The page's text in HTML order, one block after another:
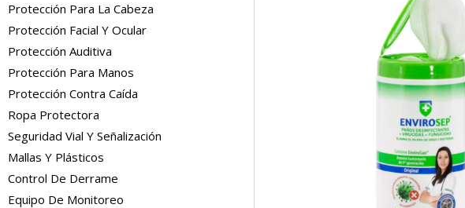
Protección Para La Cabeza
Protección Facial Y Ocular
Protección Auditiva
Protección Para Manos
Protección Contra Caída
Ropa Protectora
Seguridad Vial Y Señalización
Mallas Y Plásticos
Control De Derrame
Equipo De Monitoreo